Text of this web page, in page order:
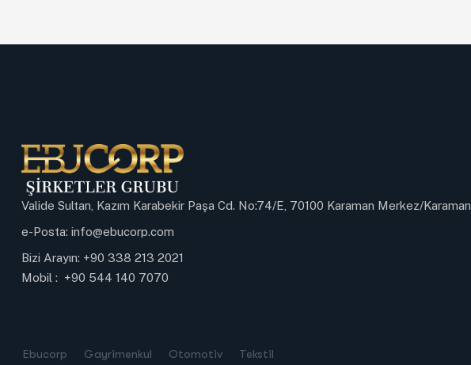
Valide Sultan, Kazım Karabekir Paşa Cd. No:74/E, 70100 Karaman Merkez/Karaman
e-Posta: info@ebucorp.com
Bizi Arayın: +90 338 213 2021
Mobil : +90 544 140 7070
Ebucorp Gayrimenkul Otomotiv Tekstil